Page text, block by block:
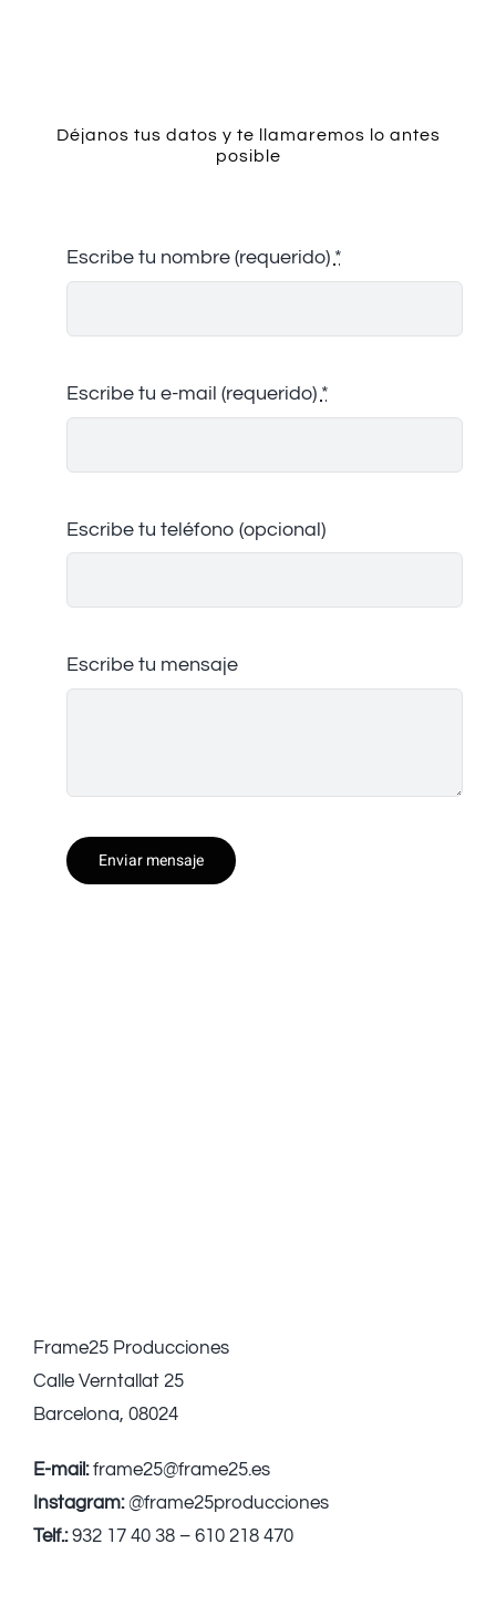
Déjanos tus datos y te llamaremos lo antes
posible
Escribe tu nombre (requerido) *
Escribe tu e-mail (requerido) *
Escribe tu teléfono (opcional)
Escribe tu mensaje
Enviar mensaje
Frame25 Producciones
Calle Verntallat 25
Barcelona, 08024
E-mail:frame25@frame25.es
Instagram:@frame25producciones
Telf.:932 17 40 38 – 610 218 470